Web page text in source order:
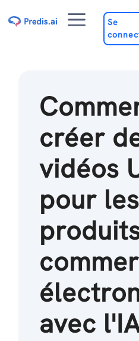
au
Menu
Se
créer
vidéos
pour les
avec